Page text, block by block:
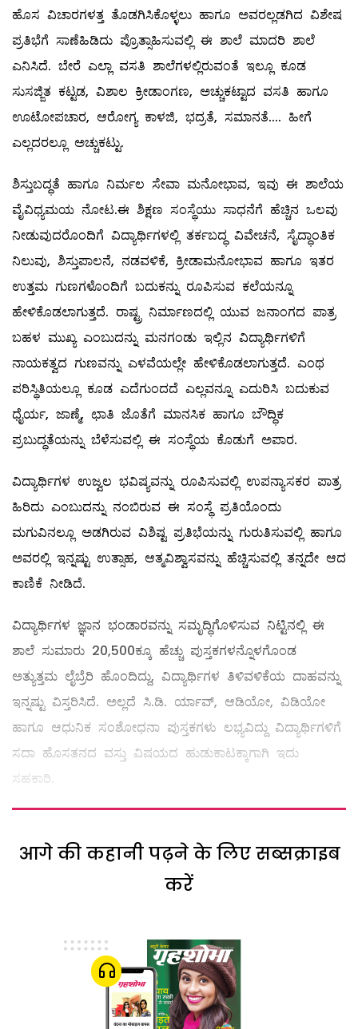
ಹೊಸ ವಿಚಾರಗಳತ್ತ ತೊಡಗಿಸಿಕೊಳ್ಳಲು ಹಾಗೂ ಅವರಲ್ಲಡಗಿದ ವಿಶೇಷ
ಪ್ರತಿಭೆಗೆ ಸಾಣೆಹಿಡಿದು ಪ್ರೊತ್ಸಾಹಿಸುವಲ್ಲಿ ಈ ಶಾಲೆ ಮಾದರಿ ಶಾಲೆ
ಎನಿಸಿದೆ. ಬೇರೆ ಎಲ್ಲಾ ವಸತಿ ಶಾಲೆಗಳಲ್ಲಿರುವಂತೆ ಇಲ್ಲೂ ಕೂಡ
ಸುಸಜ್ಜಿತ ಕಟ್ಟಡ, ವಿಶಾಲ ಕ್ರೀಡಾಂಗಣ, ಅಚ್ಚುಕಟ್ಟಾದ ವಸತಿ ಹಾಗೂ
ಊಟೋಪಚಾರ, ಆರೋಗ್ಯ ಕಾಳಜಿ, ಭದ್ರತೆ, ಸಮಾನತೆ.... ಹೀಗೆ
ಎಲ್ಲದರಲ್ಲೂ ಅಚ್ಚುಕಟ್ಟು.
ಶಿಸ್ತುಬದ್ಧತೆ ಹಾಗೂ ನಿರ್ಮಲ ಸೇವಾ ಮನೋಭಾವ, ಇವು ಈ ಶಾಲೆಯ
ವೈವಿಧ್ಯಮಯ ನೋಟ.ಈ ಶಿಕ್ಷಣ ಸಂಸ್ಥೆಯು ಸಾಧನೆಗೆ ಹೆಚ್ಚಿನ ಒಲವು
ನೀಡುವುದರೊಂದಿಗೆ ವಿದ್ಯಾರ್ಥಿಗಳಲ್ಲಿ ತರ್ಕಬದ್ಧ ವಿವೇಚನೆ, ಸೈದ್ಧಾಂತಿಕ
ನಿಲುವು, ಶಿಸ್ತುಪಾಲನೆ, ನಡವಳಿಕೆ, ಕ್ರೀಡಾಮನೋಭಾವ ಹಾಗೂ ಇತರ
ಉತ್ತಮ ಗುಣಗಳೊಂದಿಗೆ ಬದುಕನ್ನು ರೂಪಿಸುವ ಕಲೆಯನ್ನೂ
ಹೇಳಿಕೊಡಲಾಗುತ್ತದೆ. ರಾಷ್ಟ್ರ ನಿರ್ಮಾಣದಲ್ಲಿ ಯುವ ಜನಾಂಗದ ಪಾತ್ರ
ಬಹಳ ಮುಖ್ಯ ಎಂಬುದನ್ನು ಮನಗಂಡು ಇಲ್ಲಿನ ವಿದ್ಯಾರ್ಥಿಗಳಿಗೆ
ನಾಯಕತ್ವದ ಗುಣವನ್ನು ಎಳವೆಯಲ್ಲೇ ಹೇಳಿಕೊಡಲಾಗುತ್ತದೆ. ಎಂಥ
ಪರಿಸ್ಥಿತಿಯಲ್ಲೂ ಕೂಡ ಎದೆಗುಂದದೆ ಎಲ್ಲವನ್ನೂ ಎದುರಿಸಿ ಬದುಕುವ
ಧೈರ್ಯ, ಜಾಣ್ಮೆ, ಛಾತಿ ಜೊತೆಗೆ ಮಾನಸಿಕ ಹಾಗೂ ಬೌದ್ಧಿಕ
ಪ್ರಬುದ್ಧತೆಯನ್ನು ಬೆಳೆಸುವಲ್ಲಿ ಈ ಸಂಸ್ಥೆಯ ಕೊಡುಗೆ ಅಪಾರ.
ವಿದ್ಯಾರ್ಥಿಗಳ ಉಜ್ವಲ ಭವಿಷ್ಯವನ್ನು ರೂಪಿಸುವಲ್ಲಿ ಉಪನ್ಯಾಸಕರ ಪಾತ್ರ
ಹಿರಿದು ಎಂಬುದನ್ನು ನಂಬಿರುವ ಈ ಸಂಸ್ಥೆ ಪ್ರತಿಯೊಂದು
ಮಗುವಿನಲ್ಲೂ ಅಡಗಿರುವ ವಿಶಿಷ್ಟ ಪ್ರತಿಭೆಯನ್ನು ಗುರುತಿಸುವಲ್ಲಿ ಹಾಗೂ
ಅವರಲ್ಲಿ ಇನ್ನಷ್ಟು ಉತ್ಸಾಹ, ಆತ್ಮವಿಶ್ವಾಸವನ್ನು ಹೆಚ್ಚಿಸುವಲ್ಲಿ ತನ್ನದೇ ಆದ
ಕಾಣಿಕೆ ನೀಡಿದೆ.
ವಿದ್ಯಾರ್ಥಿಗಳ ಜ್ಞಾನ ಭಂಡಾರವನ್ನು ಸಮೃದ್ಧಿಗೊಳಿಸುವ ನಿಟ್ಟಿನಲ್ಲಿ ಈ
ಶಾಲೆ ಸುಮಾರು 20,500ಕ್ಕೂ ಹೆಚ್ಚು ಪುಸ್ತಕಗಳನ್ನೊಳಗೊಂಡ
ಅತ್ಯುತ್ತಮ ಲೈಬ್ರೆರಿ ಹೊಂದಿದ್ದು, ವಿದ್ಯಾರ್ಥಿಗಳ ತಿಳಿವಳಿಕೆಯ ದಾಹವನ್ನು
ಇನ್ನಷ್ಟು ವಿಸ್ತರಿಸಿದೆ. ಅಲ್ಲದೆ ಸಿ.ಡಿ. ರ್ಯಾವ್‌, ಆಡಿಯೋ, ವಿಡಿಯೋ
ಹಾಗೂ ಆಧುನಿಕ ಸಂಶೋಧನಾ ಪುಸ್ತಕಗಳು ಲಭ್ಯವಿದ್ದು ವಿದ್ಯಾರ್ಥಿಗಳಿಗೆ
ಸದಾ ಹೊಸತನದ ವಸ್ತು ವಿಷಯದ ಹುಡುಕಾಟಕ್ಕಾಗಾಗಿ ಇದು
ಸಹಕಾರಿ.
आगे की कहानी पढ़ने के लिए सब्सक्राइब
करें